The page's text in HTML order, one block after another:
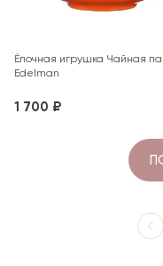
Ёлочная игрушка Чайная
Edelman
1 700 ₽